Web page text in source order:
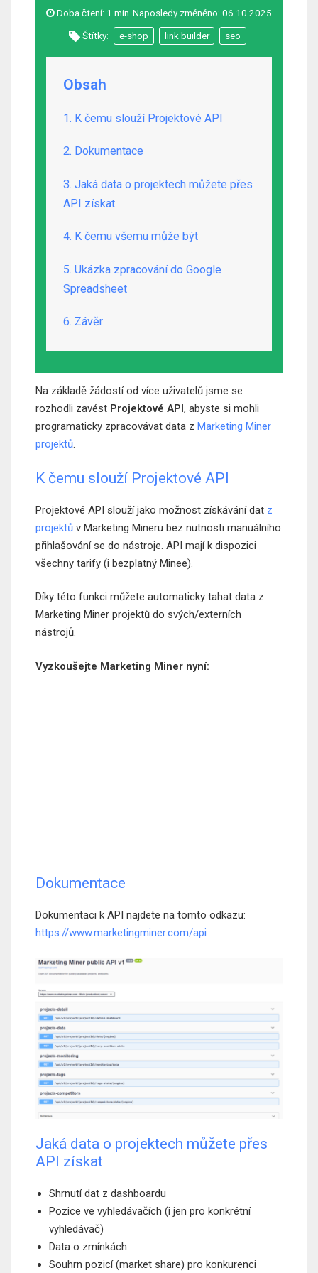
Naposledy změněno: 06.10.2025
Doba čtení: 1 min
Štítky: e-shop link builder seo
Obsah
1. K čemu slouží Projektové API
2. Dokumentace
3. Jaká data o projektech můžete přes
API získat
4. K čemu všemu může být
5. Ukázka zpracování do Google
Spreadsheet
6. Závěr
Na základě žádostí od více uživatelů jsme se
rozhodli zavést Projektové API , abyste si mohli
programaticky zpracovávat data z Marketing Miner
projektů.
K čemu slouží Projektové API
Projektové API slouží jako možnost získávání dat z
projektů v Marketing Mineru bez nutnosti manuálního
přihlašování se do nástroje. API mají k dispozici
všechny tarify (i bezplatný Minee).
Díky této funkci můžete automaticky tahat data z
Marketing Miner projektů do svých/externích
nástrojů.
Vyzkoušejte Marketing Miner nyní:
Dokumentace
Dokumentaci k API najdete na tomto odkazu:
https://www.marketingminer.com/api
Jaká data o projektech můžete přes
API získat
Shrnutí dat z dashboardu
Pozice ve vyhledávačích (i jen pro konkrétní
vyhledávač)
Data o zmínkách
Souhrn pozicí (market share) pro konkurenci